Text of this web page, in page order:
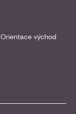
Orientace východ